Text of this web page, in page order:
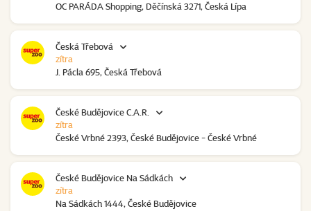
OC PARÁDA Shopping, Děčínská 3271, Česká Lípa
Česká Třebová
J. Pácla 695, Česká Třebová
zítra
České Budějovice C.A.R.
České Vrbné 2393, České Budějovice - České Vrbné
zítra
České Budějovice Na Sádkách
Na Sádkách 1444, České Budějovice
zítra